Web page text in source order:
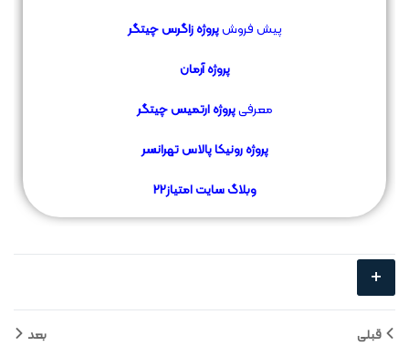
پیش فروشپروژه زاگرس چیتگر
پروژه آرمان
معرفیپروژه ارتمیس چیتگر
پروژه رونیکا پالاس تهرانسر
وبلاگ سایتامتیاز22
+
قبلی
بعد